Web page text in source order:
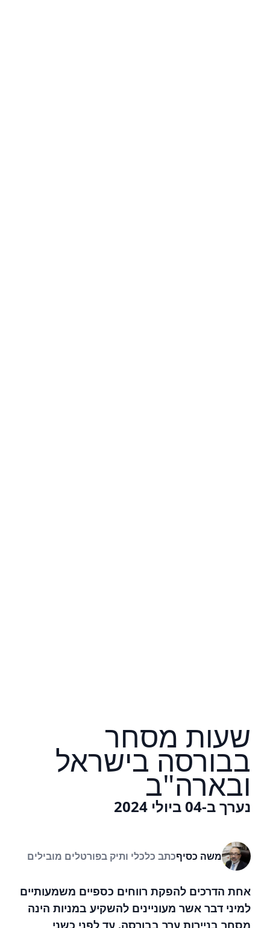
שעות מסחר
בבורסה בישראל
ובארה"ב
נערך ב-04 ביולי 2024
משה כסיףכתב כלכלי ותיק בפורטלים מובילים
אחת הדרכים להפקת רווחים כספיים משמעותיים
למיני דבר אשר מעוניינים להשקיע במניות הינה
מסחר בניירות ערך בבורסה. עד לפני כשני